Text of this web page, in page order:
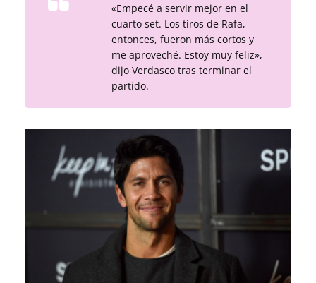
«Empecé a servir mejor en el
cuarto set. Los tiros de Rafa,
entonces, fueron más cortos y
me aproveché. Estoy muy feliz»,
dijo Verdasco tras terminar el
partido.